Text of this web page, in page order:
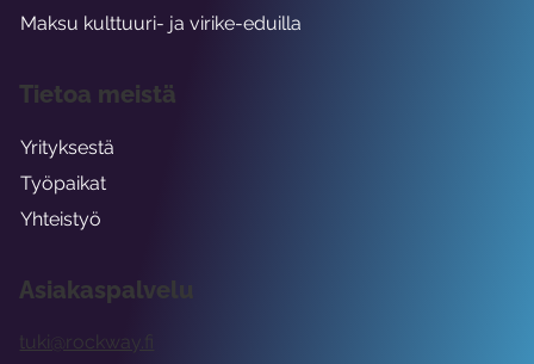
Asiakaspalvelu
tuki@rockway.fi
Maksu kulttuuri- ja virike-eduilla
Tietoa meistä
Yrityksestä
Työpaikat
Yhteistyö